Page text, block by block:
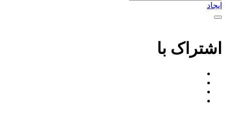
ایجاد
اشتراک با